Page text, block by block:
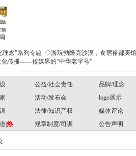
念”系列专题 ◇游玩勃隆克沙漠，食宿裕都宾馆
传播——传媒界的“中华老字号”
公益/社会责任
品牌/理念
活动/发布会
logo展示
法律/知识产权
媒体评论
| 热 规章制度/司训 公告声明